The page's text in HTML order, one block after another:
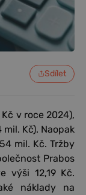
Sdílet
v roce 2024),
Kč). Naopak
mil. Kč. Tržby
Prabos
výši 12,19 Kč.
náklady na